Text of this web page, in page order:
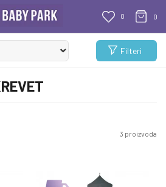
0 0
BEZ OGRANIČENJA!
12 RATA BEZ LIMITA
Filteri
3 proizvoda